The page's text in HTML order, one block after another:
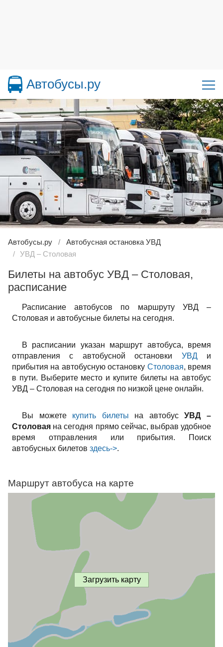
Автобусы.ру
Автобусы.ру
Автобусная остановка УВД
УВД – Столовая
Билеты на автобус УВД – Столовая,
расписание
Расписание автобусов по маршруту УВД –
Столовая и автобусные билеты на сегодня.
В расписании указан маршрут автобуса, время
отправления с автобусной остановки УВДи
прибытия на автобусную остановку Столовая, время
в пути. Выберите место и купите билеты на автобус
УВД – Столовая на сегодня по низкой цене онлайн.
Вы можете купить билеты на автобусУВД –
Столовая на сегодня прямо сейчас, выбрав удобное
время отправления или прибытия. Поиск
автобусных билетов здесь->.
Маршрут автобуса на карте
Загрузить карту